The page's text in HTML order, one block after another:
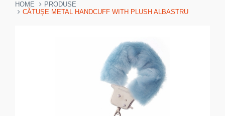
HOME
PRODUSE
CĂTUȘE METAL HANDCUFF WITH PLUSH ALBASTRU